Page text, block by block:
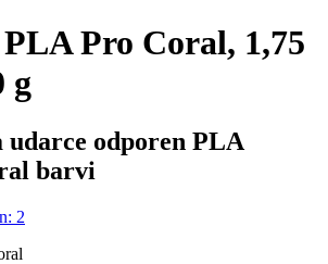
PLA Pro Coral, 1,75
g
udarce odporen PLA
barvi
2